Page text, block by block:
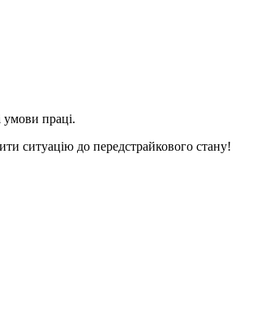
умови праці.
ситуацію до передстрайкового стану!